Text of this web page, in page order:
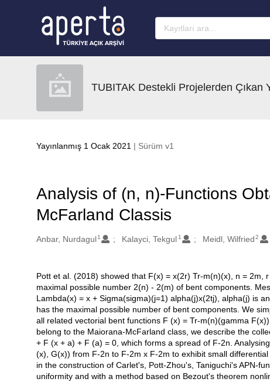
TUBITAK Destekli Projelerden Çıkan
Yayınlanmış 1 Ocak 2021 | Sürüm v1
Analysis of (n, n)-Functions
McFarland Classis
Oluşturanlar
Anbar, Nurdagul 1 Kalayci, Tekgul 1 Meidl, Wilfried 2
Açıklama
Pott et al. (2018) showed that F(x) = x(2r) Tr-m(n)(x), n = 2m,
maximal possible number 2(n) - 2(m) of bent components.
Lambda(x) = x + Sigma(sigma)(j=1) alpha(j)x(2tj), alpha(j) is
has the maximal possible number of bent components. We
all related vectorial bent functions F (x) = Tr-m(n)(gamma
belong to the Maiorana-McFarland class, we describe the
+ F (x + a) + F (a) = 0, which forms a spread of F-2n.
(x), G(x)) from F-2n to F-2m x F-2m to exhibit small
in the construction of Carlet's, Pott-Zhou's, Taniguchi's APN-
uniformity and with a method based on Bezout's theorem